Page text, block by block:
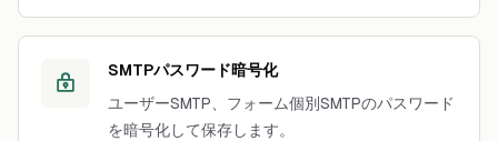
SMTPパスワード暗号化
ユーザーSMTP、フォーム個別SMTPのパスワード
を暗号化して保存します。